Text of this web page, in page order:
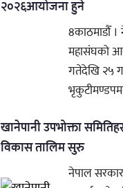
२०२६आयोजना हुने
8काठमाडौँ ।
महासंघको
गतेदेखि २५
खानेपानी उपभोक्ता
विकास तालिम सुरु
नेपाल